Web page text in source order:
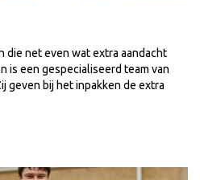
net even wat extra aandacht
is een gespecialiseerd team van
geven bij het inpakken de extra